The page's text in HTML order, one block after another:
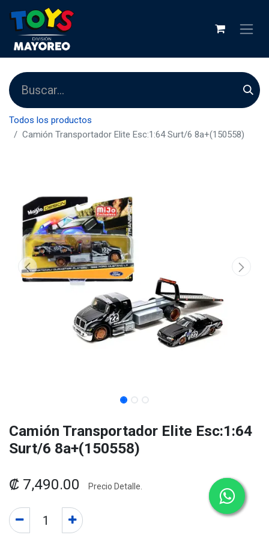
Todos los productos
Camión Transportador Elite Esc:1:64 Surt/6 8a+(150558)
Camión Transportador Elite Esc:1:64
Surt/6 8a+(150558)
₡ 7,490.00 Precio Detalle.